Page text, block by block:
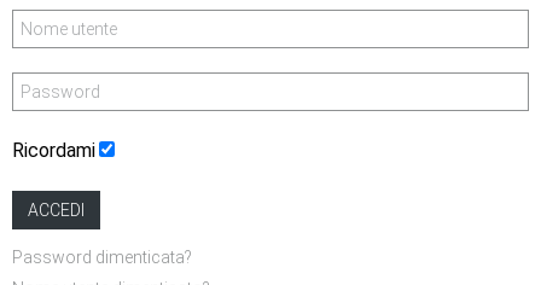
Ricordami
ACCEDI
Password dimenticata?